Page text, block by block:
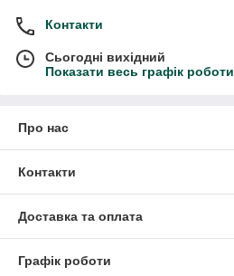
Контакти
Сьогодні вихідний
Показати весь графік роботи
Про нас
Контакти
Доставка та оплата
Графік роботи